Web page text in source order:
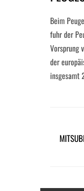
Beim
fuhr der
Vorsprung
der
insgesamt